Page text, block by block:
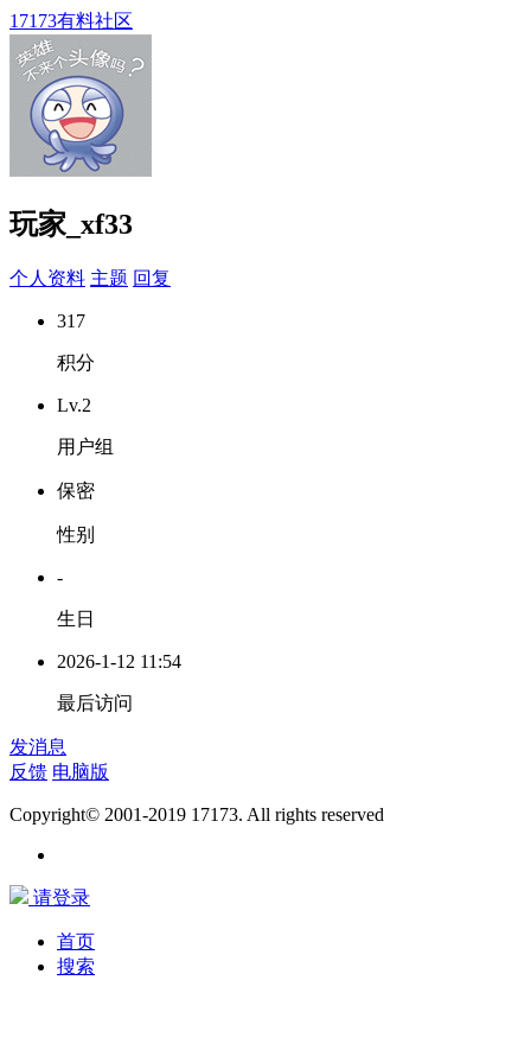
17173有料社区
玩家_xf33
个人资料 主题 回复
317
积分
Lv.2
用户组
保密
性别
-
生日
2026-1-12 11:54
最后访问
发消息
反馈 电脑版
Copyright© 2001-2019 17173. All rights reserved
请登录
首页
搜索